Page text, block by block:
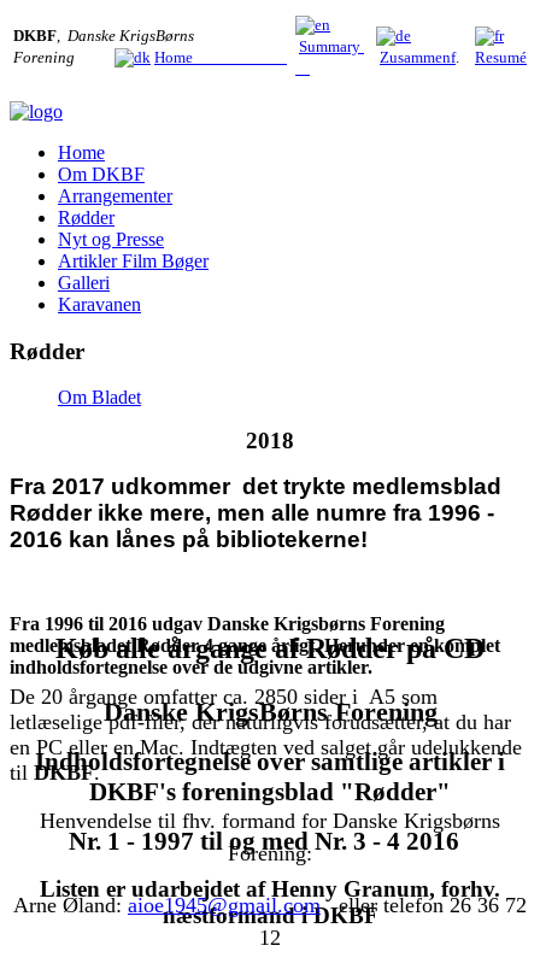
DKBF, Danske KrigsBørns
Forening
Home
Summary
Zusammenf. Resumé
Home
Om DKBF
Arrangementer
Rødder
Nyt og Presse
Artikler Film Bøger
Galleri
Karavanen
Rødder
Om Bladet
2018
Fra 2017 udkommer det trykte medlemsblad
Rødder ikke mere, men alle numre fra 1996 -
2016 kan lånes på bibliotekerne!
Fra 1996 til 2016 udgav Danske Krigsbørns Forening
medlemsbladet Rødder 4 gange årligt. Herunder en komplet
indholdsfortegnelse over de udgivne artikler.
Danske KrigsBørns Forening
Indholdsfortegnelse over samtlige artikler i
DKBF's foreningsblad "Rødder"
Nr. 1 - 1997 til og med Nr. 3 - 4 2016
Listen er udarbejdet af Henny Granum, forhv.
næstformand i DKBF
Køb alle årgange af Rødder på CD
De 20 årgange omfatter ca. 2850 sider i A5 som
letlæselige pdf-filer, der naturligvis forudsætter, at du har
en PC eller en Mac. Indtægten ved salget går udelukkende
til DKBF.
Henvendelse til fhv. formand for Danske Krigsbørns
Forening:
Arne Øland: aioe1945@gmail.com
eller telefon 26 36 72
12